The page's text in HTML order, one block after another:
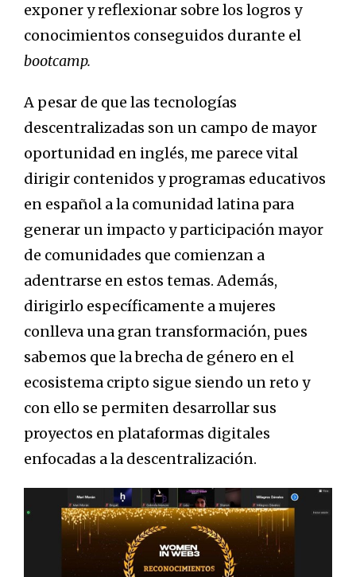
exponer y reflexionar sobre los logros y
conocimientos conseguidos durante el
bootcamp.
A pesar de que las tecnologías
descentralizadas son un campo de mayor
oportunidad en inglés, me parece vital
dirigir contenidos y programas educativos
en español a la comunidad latina para
generar un impacto y participación mayor
de comunidades que comienzan a
adentrarse en estos temas. Además,
dirigirlo específicamente a mujeres
conlleva una gran transformación, pues
sabemos que la brecha de género en el
ecosistema cripto sigue siendo un reto y
con ello se permiten desarrollar sus
proyectos en plataformas digitales
enfocadas a la descentralización.